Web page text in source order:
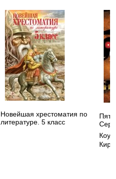
Новейшая хрестоматия по
литературе. 5 класс
Кира